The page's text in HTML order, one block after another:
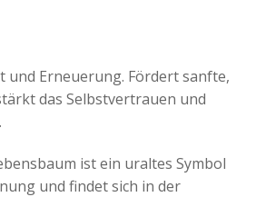
und Erneuerung. Fördert sanfte,
das Selbstvertrauen und
ist ein uraltes Symbol
und findet sich in der